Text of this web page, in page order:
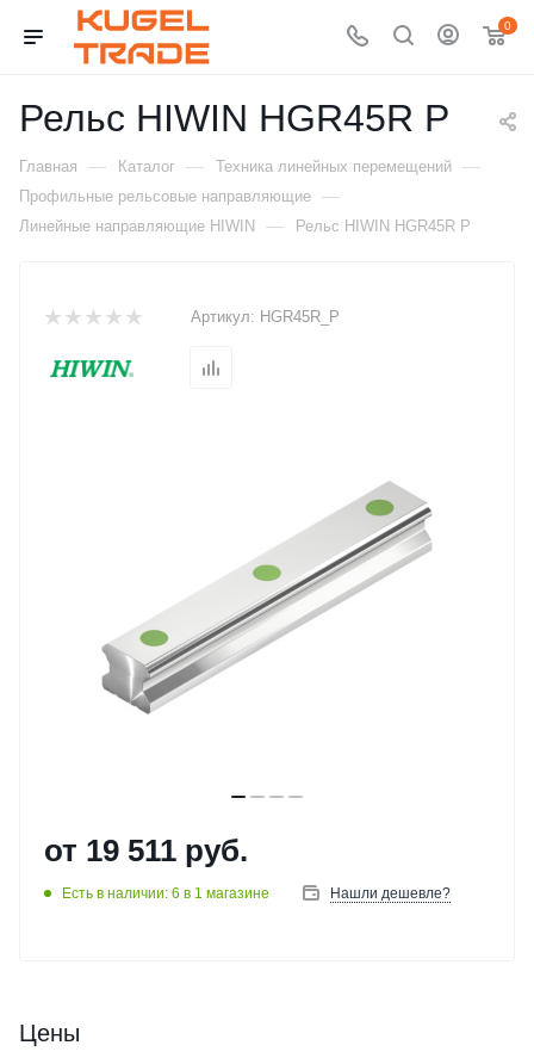
0
Рельс HIWIN HGR45R P
Главная — Каталог — Техника линейных перемещений —
Профильные рельсовые направляющие —
Линейные направляющие HIWIN — Рельс HIWIN HGR45R P
Артикул: HGR45R_P
от 19 511 руб.
Есть в наличии: 6 в 1 магазине Нашли дешевле?
Цены